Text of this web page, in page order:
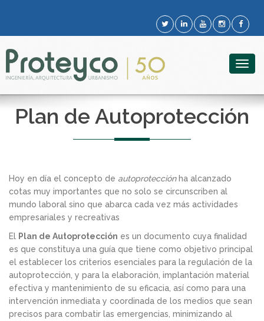
Plan de Autoprotección
Hoy en día el concepto de autoprotección ha alcanzado
cotas muy importantes que no solo se circunscriben al
mundo laboral sino que abarca cada vez más actividades
empresariales y recreativas
El Plan de Autoprotección es un documento cuya finalidad
es que constituya una guía que tiene como objetivo principal
el establecer los criterios esenciales para la regulación de la
autoprotección, y para la elaboración, implantación material
efectiva y mantenimiento de su eficacia, así como para una
intervención inmediata y coordinada de los medios que sean
precisos para combatir las emergencias, minimizando al